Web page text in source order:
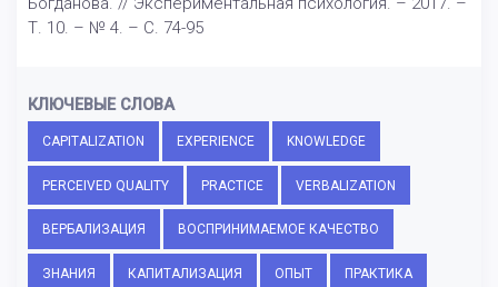
Т. 10. – № 4. – С. 74-95
КЛЮЧЕВЫЕ СЛОВА
CAPITALIZATION EXPERIENCE KNOWLEDGE
PERCEIVED QUALITY PRACTICE VERBALIZATION
ВЕРБАЛИЗАЦИЯ ВОСПРИНИМАЕМОЕ КАЧЕСТВО
ЗНАНИЯ КАПИТАЛИЗАЦИЯ ОПЫТ ПРАКТИКА